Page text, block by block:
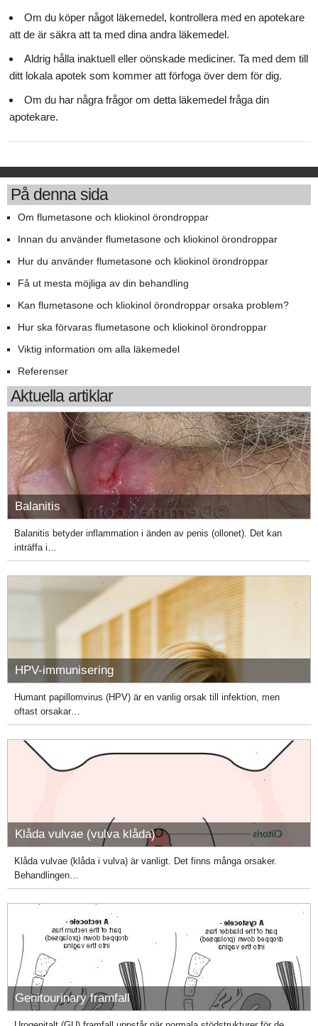
Om du köper något läkemedel, kontrollera med en apotekare
att de är säkra att ta med dina andra läkemedel.
Aldrig hålla inaktuell eller oönskade mediciner. Ta med dem till
ditt lokala apotek som kommer att förfoga över dem för dig.
Om du har några frågor om detta läkemedel fråga din
apotekare.
På denna sida
Om flumetasone och kliokinol örondroppar
Innan du använder flumetasone och kliokinol örondroppar
Hur du använder flumetasone och kliokinol örondroppar
Få ut mesta möjliga av din behandling
Kan flumetasone och kliokinol örondroppar orsaka problem?
Hur ska förvaras flumetasone och kliokinol örondroppar
Viktig information om alla läkemedel
Referenser
Aktuella artiklar
Balanitis
Balanitis betyder inflammation i änden av penis (ollonet). Det kan
inträffa i…
HPV-immunisering
Humant papillomvirus (HPV) är en vanlig orsak till infektion, men
oftast orsakar…
Klåda vulvae (vulva klåda)
Klåda vulvae (klåda i vulva) är vanligt. Det finns många orsaker.
Behandlingen…
Genitourinary framfall